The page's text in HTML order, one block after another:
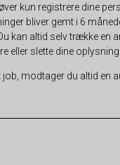
kun registrere dine
bliver gemt i 6
kan altid selv trække en
eller slette dine
job, modtager du altid en